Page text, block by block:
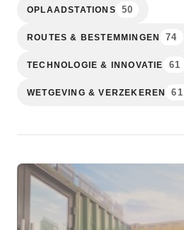
OPLAADSTATIONS 50
ROUTES & BESTEMMINGEN 74
TECHNOLOGIE & INNOVATIE 61
WETGEVING & VERZEKEREN 61